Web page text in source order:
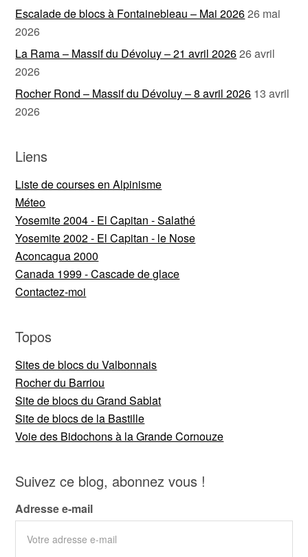
Escalade de blocs à Fontainebleau – Mai 202626 mai
2026
La Rama – Massif du Dévoluy – 21 avril 202626 avril
2026
Rocher Rond – Massif du Dévoluy – 8 avril 2026 13 avril
2026
Liens
Liste de courses en Alpinisme
Méteo
Yosemite 2004 - El Capitan - Salathé
Yosemite 2002 - El Capitan - le Nose
Aconcagua 2000
Canada 1999 - Cascade de glace
Contactez-moi
Topos
Sites de blocs du Valbonnais
Rocher du Barriou
Site de blocs du Grand Sablat
Site de blocs de la Bastille
Voie des Bidochons à la Grande Cornouze
Suivez ce blog, abonnez vous !
Adresse e-mail